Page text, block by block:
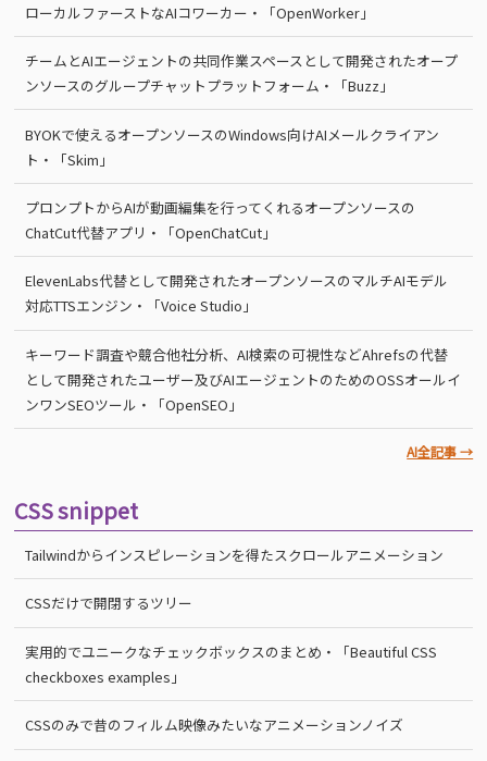
ローカルファーストなAIコワーカー・「OpenWorker」
チームとAIエージェントの共同作業スペースとして開発されたオープ
ンソースのグループチャットプラットフォーム・「Buzz」
BYOKで使えるオープンソースのWindows向けAIメールクライアン
ト・「Skim」
プロンプトからAIが動画編集を行ってくれるオープンソースの
ChatCut代替アプリ・「OpenChatCut」
ElevenLabs代替として開発されたオープンソースのマルチAIモデル
対応TTSエンジン・「Voice Studio」
キーワード調査や競合他社分析、AI検索の可視性などAhrefsの代替
として開発されたユーザー及びAIエージェントのためのOSSオールイ
ンワンSEOツール・「OpenSEO」
AI全記事 →
CSS snippet
Tailwindからインスピレーションを得たスクロールアニメーション
CSSだけで開閉するツリー
実用的でユニークなチェックボックスのまとめ・「Beautiful CSS
checkboxes examples」
CSSのみで昔のフィルム映像みたいなアニメーションノイズ